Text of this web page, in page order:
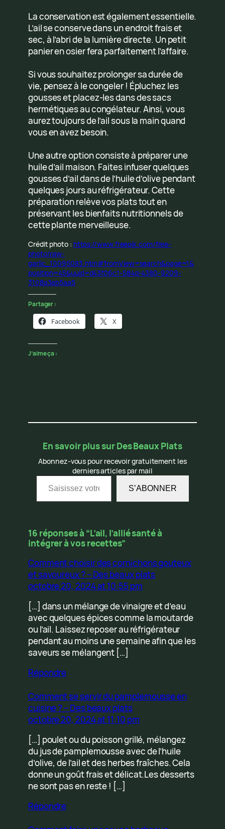
La conservation est également essentielle.
L’ail se conserve dans un endroit frais et
sec, à l’abri de la lumière directe. Un petit
panier en osier fera parfaitement l’affaire.
Si vous souhaitez prolonger sa durée de
vie, pensez à le congeler ! Épluchez les
gousses et placez-les dans des sacs
hermétiques au congélateur. Ainsi, vous
aurez toujours de l’ail sous la main quand
vous en avez besoin.
Une autre option consiste à préparer une
huile d’ail maison. Faites infuser quelques
gousses d’ail dans de l’huile d’olive pendant
quelques jours au réfrigérateur. Cette
préparation relève vos plats tout en
préservant les bienfaits nutritionnels de
cette plante merveilleuse.
Crédit photo : https://www.freepik.com/free-
photo/raw-
garlic_10095083.htm#fromView=search&page=1&
position=45&uuid=d43f06c1-584d-4380-9209-
3108a3ab5aa5
Partager :
Facebook X
J’aime ça :
En savoir plus sur Des Beaux Plats
Abonnez-vous pour recevoir gratuitement les
derniers articles par mail
Saisissez votre adresse e-mail…
S’ABONNER
16 réponses à “L’ail, l’allié santé à
intégrer à vos recettes”
Comment choisir des cornichons gouteux
et savoureux ? – Des beaux plats
octobre 20, 2024 at 10:55 pm
[…] dans un mélange de vinaigre et d’eau
avec quelques épices comme la moutarde
ou l’ail. Laissez reposer au réfrigérateur
pendant au moins une semaine afin que les
saveurs se mélangent […]
Répondre
Comment se servir du pamplemousse en
cuisine ? – Des beaux plats
octobre 20, 2024 at 11:10 pm
[…] poulet ou du poisson grillé, mélangez
du jus de pamplemousse avec de l’huile
d’olive, de l’ail et des herbes fraîches. Cela
donne un goût frais et délicat.Les desserts
ne sont pas en reste ! […]
Répondre